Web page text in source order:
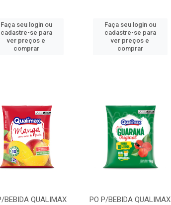
Faça seu login ou
cadastre-se para
ver preços e
comprar
Faça seu login ou
cadastre-se para
ver preços e
comprar
BEBIDA QUALIMAX
PO P/BEBIDA QUALIMAX